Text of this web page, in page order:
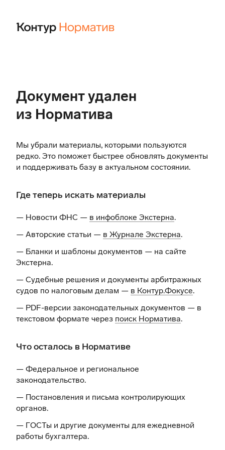
Документ удален
из Норматива
Мы убрали материалы, которыми пользуются
редко. Это поможет быстрее обновлять документы
и поддерживать базу в актуальном состоянии.
Где теперь искать материалы
— Новости ФНС — в инфоблоке Экстерна.
— Авторские статьи — в Журнале Экстерна.
— Бланки и шаблоны документов — на сайте
Экстерна.
— Судебные решения и документы арбитражных
судов по налоговым делам — в Контур.Фокусе.
— PDF-версии законодательных документов — в
текстовом формате через поиск Норматива.
Что осталось в Нормативе
— Федеральное и региональное
законодательство.
— Постановления и письма контролирующих
органов.
— ГОСТы и другие документы для ежедневной
работы бухгалтера.